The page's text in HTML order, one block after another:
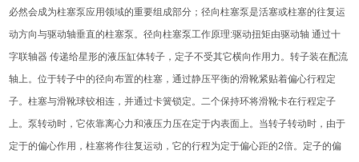
必然会成为柱塞泵应用领域的重要组成部分；径向柱塞泵是活塞或柱塞的往复运
动方向与驱动轴垂直的柱塞泵。径向柱塞泵工作原理:驱动扭矩由驱动轴 通过十
字联轴器 传递给星形的液压缸体转子，定子不受其它横向作用力。转子装在配流
轴上。位于转子中的径向布置的柱塞，通过静压平衡的滑靴紧贴着偏心行程定
子。柱塞与滑靴球铰相连，并通过卡簧锁定。二个保持环将滑靴卡在行程定子
上。泵转动时，它依靠离心力和液压力压在定于内表面上。当转子转动时，由于
定于的偏心作用，柱塞将作往复运动，它的行程为定于偏心距的2倍。定子的偏